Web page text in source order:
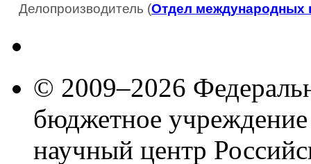
Делопроизводитель (Отдел международных
© 2009–2026
бюджетное
научный центр